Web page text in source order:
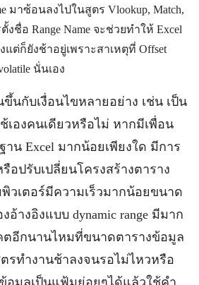
มาซ้อนลงไปในสูตร Vlookup, Match,
งชื่อ Range Name จะช่วยทำให้ Excel
ต่ก็ยังช้าอยู่เพราะสาเหตุที่ Offset
นั่นเอง
นกับเงื่อนไขหลายอย่าง เช่น เป็น
เองคนเดียวหรือไม่ หากมีเพื่อน
น Excel มากน้อยเพียงใด มีการ
อปรับเปลี่ยนโครงสร้างตาราง
วเตอร์มีความเร็วมากน้อยขนาด
างอิงแบบ dynamic range มีมาก
ตอีกนานไหมที่ขนาดตารางข้อมูล
รทำงานช้าลงจนรอไม่ไหวหรือ
อมูลเป็นแฟ้มย่อยๆได้แล้วใช้คำ